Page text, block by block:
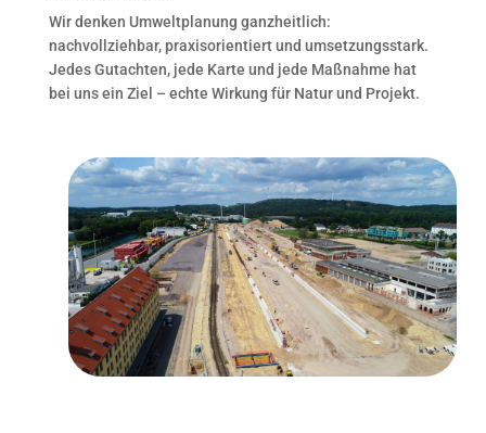
Wir denken Umweltplanung ganzheitlich:
nachvollziehbar, praxisorientiert und umsetzungsstark.
Jedes Gutachten, jede Karte und jede Maßnahme hat
bei uns ein Ziel – echte Wirkung für Natur und Projekt.